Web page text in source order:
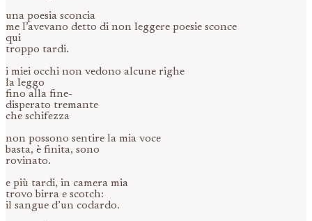
una poesia sconcia
me l’avevano detto di non leggere poesie sconce
qui
troppo tardi.
i miei occhi non vedono alcune righe
la leggo
fino alla fine-
disperato tremante
che schifezza
non possono sentire la mia voce
basta, è finita, sono
rovinato.
e più tardi, in camera mia
trovo birra e scotch:
il sangue d’un codardo.